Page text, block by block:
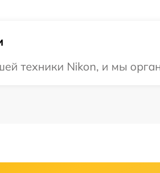
техники Nikon, и мы